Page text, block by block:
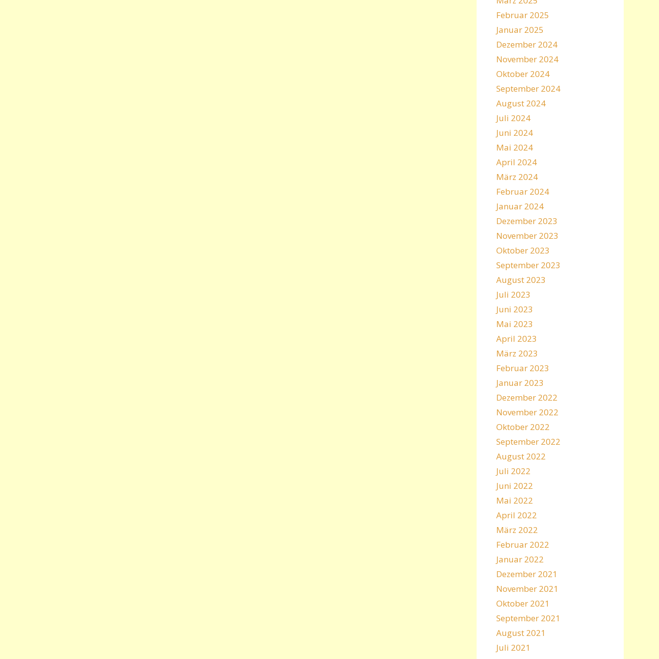
Februar 2025
Januar 2025
Dezember 2024
November 2024
Oktober 2024
September 2024
August 2024
Juli 2024
Juni 2024
Mai 2024
April 2024
März 2024
Februar 2024
Januar 2024
Dezember 2023
November 2023
Oktober 2023
September 2023
August 2023
Juli 2023
Juni 2023
Mai 2023
April 2023
März 2023
Februar 2023
Januar 2023
Dezember 2022
November 2022
Oktober 2022
September 2022
August 2022
Juli 2022
Juni 2022
Mai 2022
April 2022
März 2022
Februar 2022
Januar 2022
Dezember 2021
November 2021
Oktober 2021
September 2021
August 2021
Juli 2021